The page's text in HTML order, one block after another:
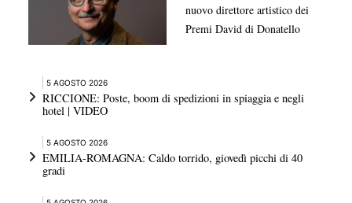
nuovo direttore artistico dei
Premi David di Donatello
5 AGOSTO 2026
RICCIONE: Poste, boom di spedizioni in spiaggia e negli
hotel | VIDEO
5 AGOSTO 2026
EMILIA-ROMAGNA: Caldo torrido, giovedì picchi di 40
gradi